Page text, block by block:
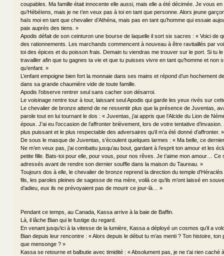
coupables. Ma famille était innocente elle aussi, mais elle a été décimée. Je vous
qu’Hébéïens, mais je ne t’en veux pas à toi en tant que personne. Alors jeune
haïs moi en tant que chevalier d’Athéna, mais pas en tant qu’homme qui essaie
paix auprès des tiens. »
Apodis défait de son ceinturon une bourse de laquelle il sort six sacres : « Voici de
des rationnements. Les marchands commencent à nouveau à être ravitaillés par
toi des épices et du poisson frais. Demain tu viendras me trouver sur le port. Si tu
travailler afin que tu gagnes ta vie et que tu puisses vivre en tant qu’homme et non
qu’enfant. »
L’enfant empoigne bien fort la monnaie dans ses mains et répond d’un hochement
dans sa grande chaumière vide de toute famille.
Apodis l’observe rentrer seul sans cacher son désarroi.
Le voisinage rentre tour à tour, laissant seul Apodis qui garde les yeux rivés sur
Le chevalier de bronze attend de ne ressentir plus que la présence de Juventas,
parole tout en lui tournant le dos : « Juventas, j’ai appris que l’Alcide du Lion de
époux. J’ai eu l’occasion de l’affronter brièvement, lors de votre tentative d’invasion.
plus puissant et le plus respectable des adversaires qu’il m’a été donné d’affronter. »
De sous le masque de Juventas, s’écoulent quelques larmes : « Ma belle, ce
Ne m’en veux pas, j’ai combattu jusqu’au bout, gardant à l’esprit ton amour et les
petite fille. Bats-toi pour elle, pour vous, pour nos rêves. Je t’aime mon amour… Ce
adressés avant de rendre son dernier souffle dans la maison du Taureau. »
Toujours dos à elle, le chevalier de bronze reprend la direction du temple
fils, les paroles pleines de sagesse de ma mère, voilà ce qu’ils m’ont laissé en
d’adieu, eux ils ne prévoyaient pas de mourir ce jour-là… »
Pendant ce temps, au Canada, Kassa arrive à la baie de Baffin.
Là, il lâche Bian qui le fustige du regard.
En venant jusqu’ici à la vitesse de la lumière, Kassa a déployé un cosmos qu’il a
Bian depuis leur rencontre : « Alors depuis le début tu m’as menti ? Ton histoire, ton
que mensonge ? »
Kassa se retourne et balbutie avec timidité : « Absolument pas, je ne t’ai rien caché